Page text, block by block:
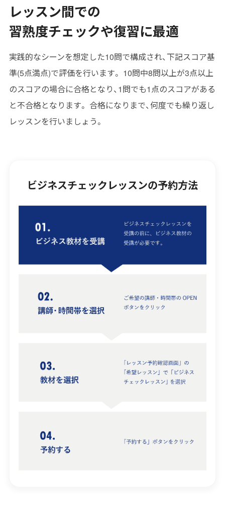
レッスン間での
習熟度チェックや復習に最適
実践的なシーンを想定した10問で構成され、下記スコア基
準(5点満点)で評価を行います。 10問中8問以上が3点以上
のスコアの場合に合格となり、1問でも1点のスコアがある
と不合格となります。 合格になりまで、何度でも繰り返し
レッスンを行いましょう。
ビジネスチェックレッスンの予約方法